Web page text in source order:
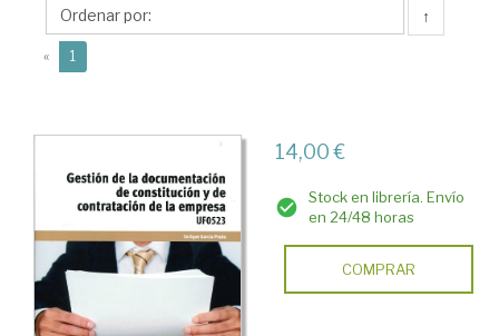
Enrique
↑
« 1
14,00 €
Stock en librería. Envío
en 24/48 horas
COMPRAR